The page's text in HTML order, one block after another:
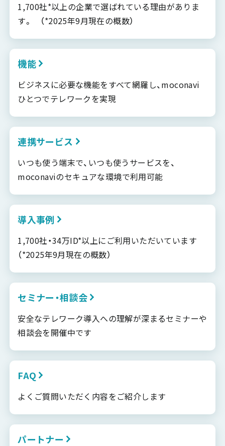
1,700社*以上の企業で選ばれている理由がありま
す。 （*2025年9月現在の概数）
機能
ビジネスに必要な機能をすべて網羅し、moconavi
ひとつでテレワークを実現
連携サービス
いつも使う端末で、いつも使うサービスを、
moconaviのセキュアな環境で利用可能
導入事例
1,700社・34万ID*以上にご利用いただいています
（*2025年9月現在の概数）
セミナー・相談会
安全なテレワーク導入への理解が深まるセミナーや
相談会を開催中です
FAQ
よくご質問いただく内容をご紹介します
パートナー